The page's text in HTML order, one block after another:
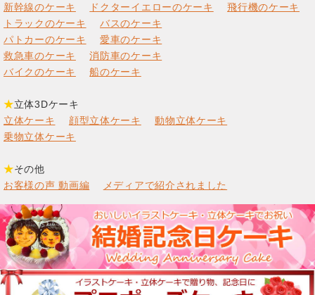
新幹線のケーキ
ドクターイエローのケーキ
飛行機のケーキ
トラックのケーキ
バスのケーキ
パトカーのケーキ
愛車のケーキ
救急車のケーキ
消防車のケーキ
バイクのケーキ
船のケーキ
★立体3Dケーキ
立体ケーキ
顔型立体ケーキ
動物立体ケーキ
乗物立体ケーキ
★その他
お客様の声 動画編
メディアで紹介されました